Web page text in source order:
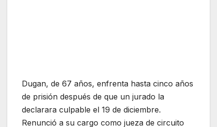
Dugan, de 67 años, enfrenta hasta cinco años
de prisión después de que un jurado la
declarara culpable el 19 de diciembre.
Renunció a su cargo como jueza de circuito